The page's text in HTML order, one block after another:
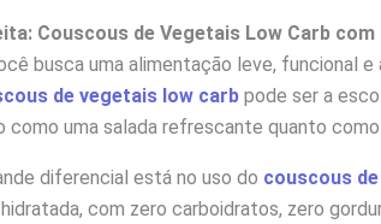
Couscous de Vegetais Low Carb
busca uma alimentação leve, funcional e
de vegetais low carb pode ser a
como uma salada refrescante quanto
diferencial está no uso do couscous
com zero carboidratos, zero